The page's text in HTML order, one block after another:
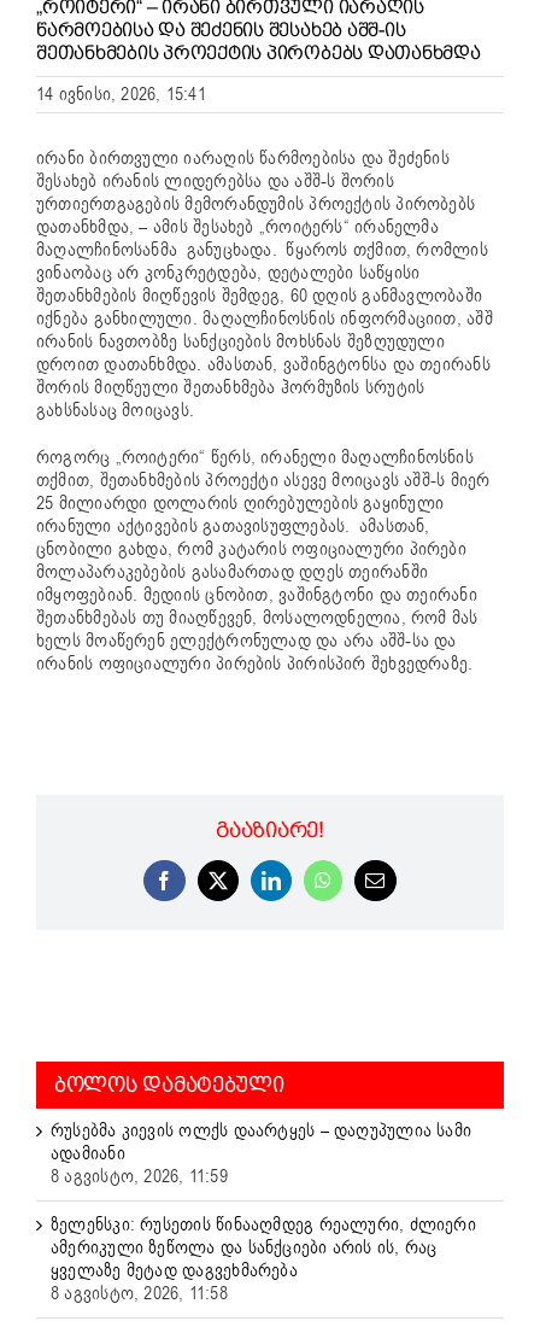
„ᲠᲝᲘᲢᲔᲠᲘ“ – ᲘᲠᲐᲜᲘ ᲑᲘᲠᲗᲕᲣᲚᲘ ᲘᲐᲠᲐᲦᲘᲡ
ᲬᲐᲠᲛᲝᲔᲑᲘᲡᲐ ᲓᲐ ᲨᲔᲫᲔᲜᲘᲡ ᲨᲔᲡᲐᲮᲔᲑ ᲐᲨᲨ-ᲘᲡ
ᲨᲔᲗᲐᲜᲮᲛᲔᲑᲘᲡ ᲞᲠᲝᲔᲥᲢᲘᲡ ᲞᲘᲠᲝᲑᲔᲑᲡ ᲓᲐᲗᲐᲜᲮᲛᲓᲐ
14 ივნისი, 2026, 15:41
ირანი ბირთვული იარაღის წარმოებისა და შეძენის
შესახებ ირანის ლიდერებსა და აშშ-ს შორის
ურთიერთგაგების მემორანდუმის პროექტის პირობებს
დათანხმდა, – ამის შესახებ „როიტერს“ ირანელმა
მაღალჩინოსანმა განუცხადა. წყაროს თქმით, რომლის
ვინაობაც არ კონკრეტდება, დეტალები საწყისი
შეთანხმების მიღწევის შემდეგ, 60 დღის განმავლობაში
იქნება განხილული. მაღალჩინოსნის ინფორმაციით, აშშ
ირანის ნავთობზე სანქციების მოხსნას შეზღუდული
დროით დათანხმდა. ამასთან, ვაშინგტონსა და თეირანს
შორის მიღწეული შეთანხმება ჰორმუზის სრუტის
გახსნასაც მოიცავს.
როგორც „როიტერი“ წერს, ირანელი მაღალჩინოსნის
თქმით, შეთანხმების პროექტი ასევე მოიცავს აშშ-ს მიერ
25 მილიარდი დოლარის ღირებულების გაყინული
ირანული აქტივების გათავისუფლებას. ამასთან,
ცნობილი გახდა, რომ კატარის ოფიციალური პირები
მოლაპარაკებების გასამართად დღეს თეირანში
იმყოფებიან. მედიის ცნობით, ვაშინგტონი და თეირანი
შეთანხმებას თუ მიაღწევენ, მოსალოდნელია, რომ მას
ხელს მოაწერენ ელექტრონულად და არა აშშ-სა და
ირანის ოფიციალური პირების პირისპირ შეხვედრაზე.
ᲒᲐᲐᲖᲘᲐᲠᲔ!
Facebook
X LinkedInWhatsApp
Email
ᲑᲝᲚᲝᲡ ᲓᲐᲛᲐᲢᲔᲑᲣᲚᲘ
რუსებმა კიევის ოლქს დაარტყეს – დაღუპულია სამი
ადამიანი
8 აგვისტო, 2026, 11:59
ზელენსკი: რუსეთის წინააღმდეგ რეალური, ძლიერი
ამერიკული ზეწოლა და სანქციები არის ის, რაც
ყველაზე მეტად დაგვეხმარება
8 აგვისტო, 2026, 11:58